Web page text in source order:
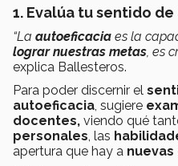
1. Evalúa tu sentido
“La autoeficacia es la
lograr nuestras metas, es
explica Ballesteros.
Para poder discernir el
autoeficacia, sugiere
docentes, viendo qué
personales, las
apertura que hay a